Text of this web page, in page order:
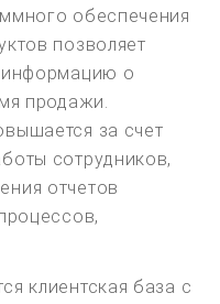
обеспечения
позволяет
информацию о
продажи.
за счет
сотрудников,
отчетов
клиентская база с